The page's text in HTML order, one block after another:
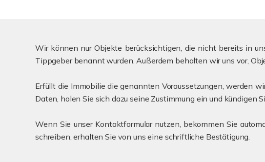
Wir können nur Objekte berücksichtigen, die nicht bereits in
Tippgeber benannt wurden. Außerdem behalten wir uns vor,
Erfüllt die Immobilie die genannten Voraussetzungen, werden
Daten, holen Sie sich dazu seine Zustimmung ein und kündigen
Wenn Sie unser Kontaktformular nutzen, bekommen Sie
schreiben, erhalten Sie von uns eine schriftliche Bestätigung.